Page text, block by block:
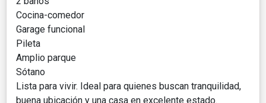
Cocina-comedor
Garage funcional
Pileta
Amplio parque
Sótano
Lista para vivir. Ideal para quienes buscan tranquilidad,
buena ubicación y una casa en excelente estado.